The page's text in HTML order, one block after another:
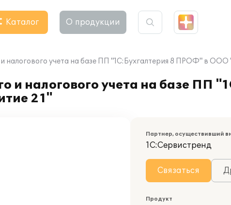
Каталог О продукции
и налогового учета на базе ПП "1С:Бухгалтерия 8 ПРОФ" в ООО
и налогового учета на базе ПП
21"
Партнер, осуществивший
1С:Сервистренд
Связаться
Продукт